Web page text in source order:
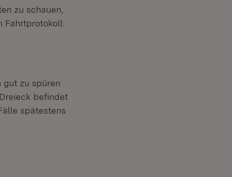
zu schauen,
Fahrtprotokoll:
gut zu spüren
befindet
spätestens